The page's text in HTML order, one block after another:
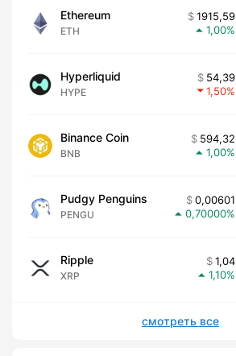
Ethereum
ETH
1915,59
1,00
Hyperliquid
HYPE
54,39
1,50
Binance Coin
BNB
594,32
1,00
Pudgy Penguins
PENGU
0,00601
0,70000
Ripple
XRP
1,04
1,10
смотреть все